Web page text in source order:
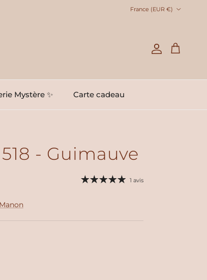
France (EUR €)
ComptePanier
Mystère ✨ Carte cadeau
- Guimauve
1 avis